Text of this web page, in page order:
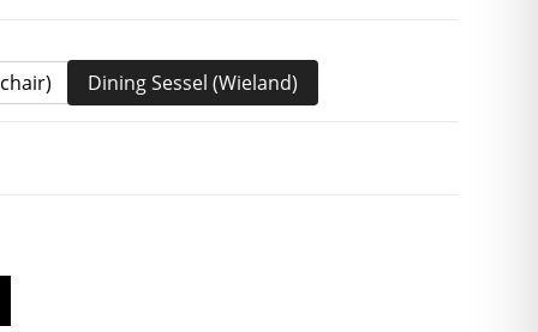
Dining Sessel (Wieland)